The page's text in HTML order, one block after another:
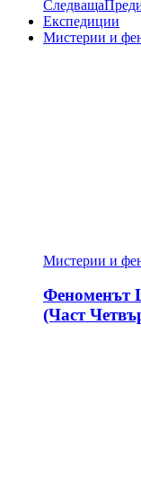
Следваща
Експедиции
Мистерии и
Мистерии и
Феноменът
(Част